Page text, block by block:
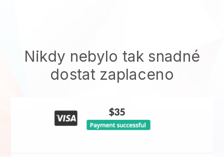
Nikdy nebylo tak snadné
dostat zaplaceno